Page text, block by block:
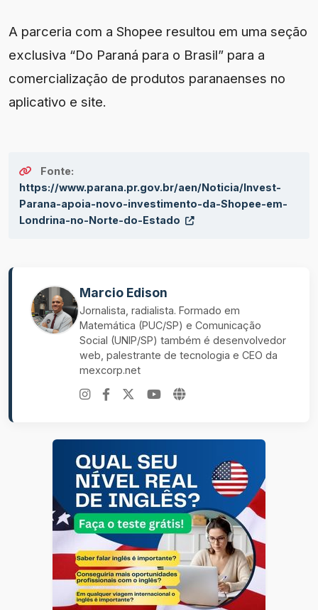
A parceria com a Shopee resultou em uma seção
exclusiva “Do Paraná para o Brasil” para a
comercialização de produtos paranaenses no
aplicativo e site.
Fonte:
https://www.parana.pr.gov.br/aen/Noticia/Invest-
Parana-apoia-novo-investimento-da-Shopee-em-
Londrina-no-Norte-do-Estado
Marcio Edison
Jornalista, radialista. Formado em
Matemática (PUC/SP) e Comunicação
Social (UNIP/SP) também é desenvolvedor
web, palestrante de tecnologia e CEO da
mexcorp.net